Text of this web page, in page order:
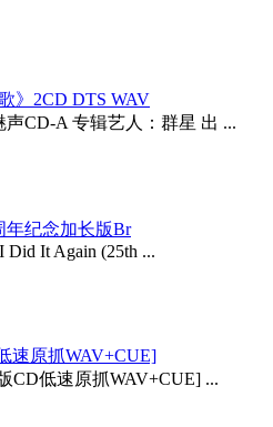
》2CD DTS WAV
CD-A 专辑艺人：群星 出 ...
年纪念加长版Br
Did It Again (25th ...
速原抓WAV+CUE]
CD低速原抓WAV+CUE] ...